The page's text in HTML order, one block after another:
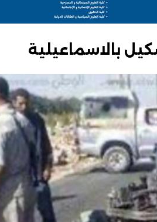
بالاسماعيلية